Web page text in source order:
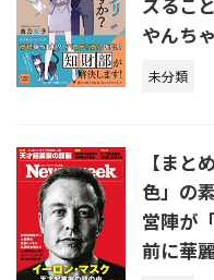
やんち
未分類
【まと
色」の
営陣が
前に華